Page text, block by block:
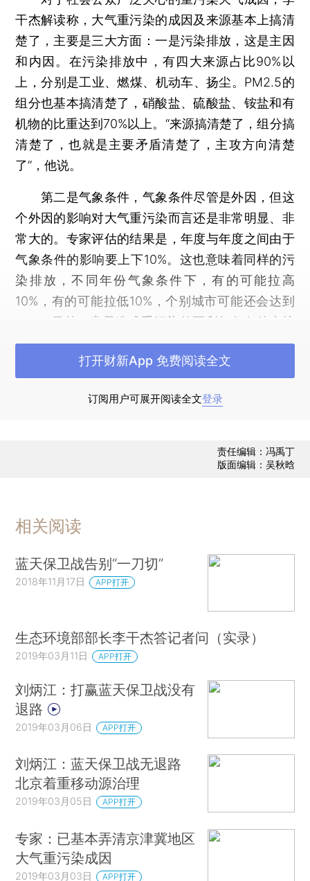
干杰解读称，大气重污染的成因及来源基本上搞清
楚了，主要是三大方面：一是污染排放，这是主因
和内因。在污染排放中，有四大来源占比90%以
上，分别是工业、燃煤、机动车、扬尘。PM2.5的
组分也基本搞清楚了，硝酸盐、硫酸盐、铵盐和有
机物的比重达到70%以上。“来源搞清楚了，组分搞
清楚了，也就是主要矛盾清楚了，主攻方向清楚
了”，他说。
第二是气象条件，气象条件尽管是外因，但这
个外因的影响对大气重污染而言还是非常明显、非
常大的。专家评估的结果是，年度与年度之间由于
气象条件的影响要上下10%。这也意味着同样的污
染排放，不同年份气象条件下，有的可能拉高
10%，有的可能拉低10%，个别城市可能还会达到
15%。另外，容易造成重污染的不利气象条件也搞
清楚了，风速低于两米、湿度大于60%，近地面逆
温、混合层高度低于500米，这样的天气极容易形
之间的影响平均约为20%-30%，重污染气象天气
影响还是比较明显的。此前在3月5日全国政协举办
刘炳江也曾提到，北京生态环境局2018年曾发布北
京PM2.5的源解析结果，北京市全年PM2.5主要来
（参见财新网《刘炳江：蓝天保卫战无退路 北京着
重移动源治理 》）
李干杰介绍，蓝天保卫战开展以来，总体上进
展和成效还是不错的。火电行业超低排放改造已经
达到8.1亿千瓦，比例占到80%，“煤改气”“煤改
电”，也就是北方地区清洁取暖顺利推进，试点城市
由12个增加到35个，在前一年完成将近400万户的
基础上，2018年又完成了480余万户。另外，煤炭
运输量同比增加了9.1%。
2018年，全国338个地级以上城市优良天数比
订阅用户可展开阅读全文登录
打开财新App 免费阅读全文
责任编辑：冯禹丁
版面编辑：吴秋晗
相关阅读
蓝天保卫战告别“一刀切”
2018年11月17日 APP打开
生态环境部部长李干杰答记者问（实录）
2019年03月11日 APP打开
刘炳江：打赢蓝天保卫战没有
退路
2019年03月06日 APP打开
刘炳江：蓝天保卫战无退路
北京着重移动源治理
2019年03月05日 APP打开
专家：已基本弄清京津冀地区
大气重污染成因
2019年03月03日 APP打开